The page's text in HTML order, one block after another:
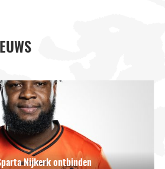
Nijkerk ontbinden